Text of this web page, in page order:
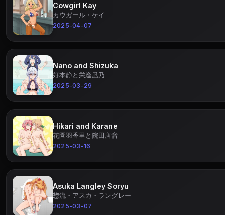
Cowgirl Kay
カウガール・ケイ
2025-04-07
Nano and Shizuka
好本静と栄逢凪乃
2025-03-29
Hikari and Karane
花園羽香里と院田唐音
2025-03-16
Asuka Langley Soryu
惣流・アスカ・ラングレー
2025-03-07